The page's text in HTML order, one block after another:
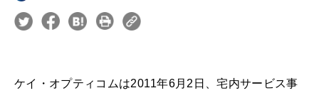
ケイ・オプティコムは2011年6月2日、宅内サービス事